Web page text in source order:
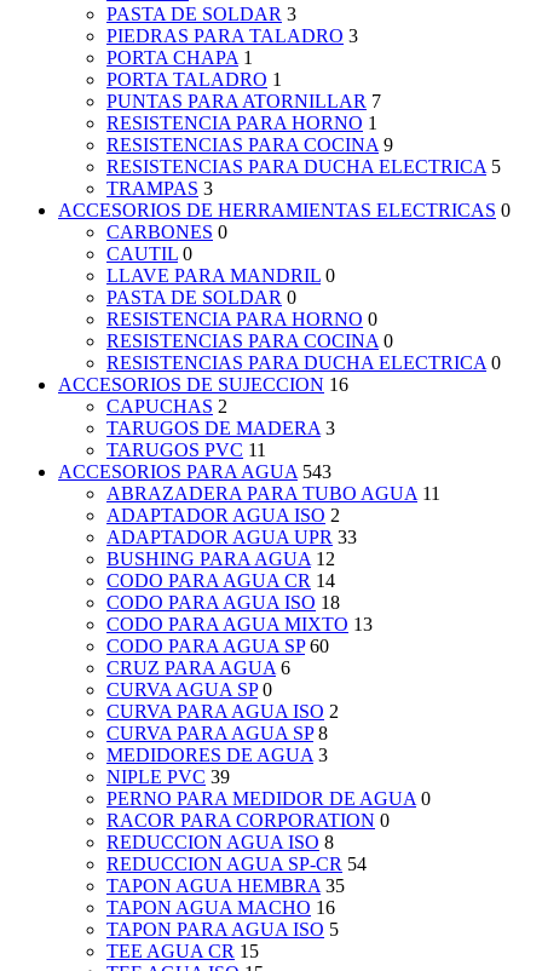
PASTA DE SOLDAR 3
PIEDRAS PARA TALADRO 3
PORTA CHAPA 1
PORTA TALADRO 1
PUNTAS PARA ATORNILLAR 7
RESISTENCIA PARA HORNO 1
RESISTENCIAS PARA COCINA 9
RESISTENCIAS PARA DUCHA ELECTRICA 5
TRAMPAS 3
ACCESORIOS DE HERRAMIENTAS ELECTRICAS 0
CARBONES 0
CAUTIL 0
LLAVE PARA MANDRIL 0
PASTA DE SOLDAR 0
RESISTENCIA PARA HORNO 0
RESISTENCIAS PARA COCINA 0
RESISTENCIAS PARA DUCHA ELECTRICA 0
ACCESORIOS DE SUJECCION 16
CAPUCHAS 2
TARUGOS DE MADERA 3
TARUGOS PVC 11
ACCESORIOS PARA AGUA 543
ABRAZADERA PARA TUBO AGUA 11
ADAPTADOR AGUA ISO 2
ADAPTADOR AGUA UPR 33
BUSHING PARA AGUA 12
CODO PARA AGUA CR 14
CODO PARA AGUA ISO 18
CODO PARA AGUA MIXTO 13
CODO PARA AGUA SP 60
CRUZ PARA AGUA 6
CURVA AGUA SP 0
CURVA PARA AGUA ISO 2
CURVA PARA AGUA SP 8
MEDIDORES DE AGUA 3
NIPLE PVC 39
PERNO PARA MEDIDOR DE AGUA 0
RACOR PARA CORPORATION 0
REDUCCION AGUA ISO 8
REDUCCION AGUA SP-CR 54
TAPON AGUA HEMBRA 35
TAPON AGUA MACHO 16
TAPON PARA AGUA ISO 5
TEE AGUA CR 15